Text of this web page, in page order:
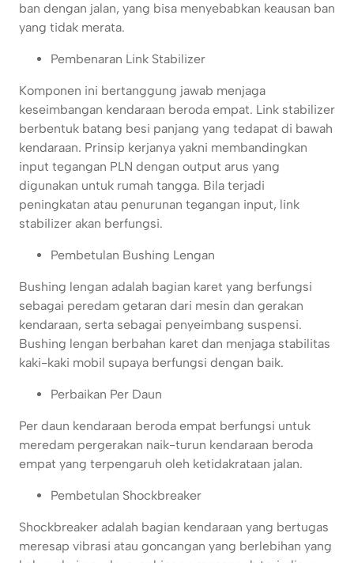
ban dengan jalan, yang bisa menyebabkan keausan ban
yang tidak merata.
Pembenaran Link Stabilizer
Komponen ini bertanggung jawab menjaga
keseimbangan kendaraan beroda empat. Link stabilizer
berbentuk batang besi panjang yang tedapat di bawah
kendaraan. Prinsip kerjanya yakni membandingkan
input tegangan PLN dengan output arus yang
digunakan untuk rumah tangga. Bila terjadi
peningkatan atau penurunan tegangan input, link
stabilizer akan berfungsi.
Pembetulan Bushing Lengan
Bushing lengan adalah bagian karet yang berfungsi
sebagai peredam getaran dari mesin dan gerakan
kendaraan, serta sebagai penyeimbang suspensi.
Bushing lengan berbahan karet dan menjaga stabilitas
kaki-kaki mobil supaya berfungsi dengan baik.
Perbaikan Per Daun
Per daun kendaraan beroda empat berfungsi untuk
meredam pergerakan naik-turun kendaraan beroda
empat yang terpengaruh oleh ketidakrataan jalan.
Pembetulan Shockbreaker
Shockbreaker adalah bagian kendaraan yang bertugas
meresap vibrasi atau goncangan yang berlebihan yang